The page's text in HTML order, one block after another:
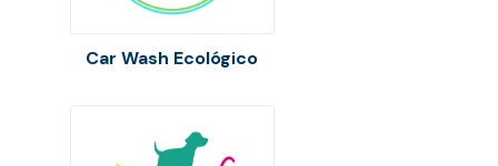
Car Wash Ecológico